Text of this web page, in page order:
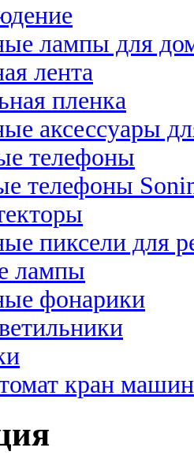
лампы для
лента
пленка
аксессуары
телефоны
телефоны
пиксели для
лампы
фонарики
кран